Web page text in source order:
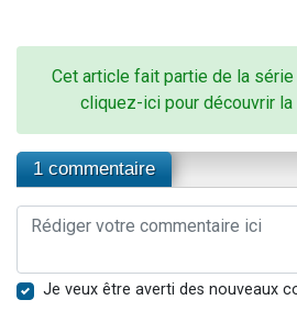
Cet article fait partie de la série
cliquez-ici pour découvrir
1 commentaire
Je veux être averti des nouveaux